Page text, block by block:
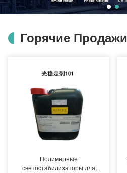
Горячие Продажи
Полимерные
светостабилизаторы для